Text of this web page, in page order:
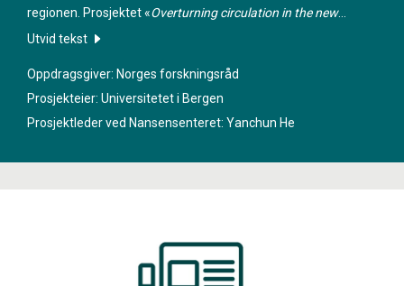
regionen. Prosjektet «Overturning circulation in the new
Arctic» har som mål å finne ut hvordan havstrømmene i
Utvid tekst
Oppdragsgiver: Norges forskningsråd
Prosjekteier: Universitetet i Bergen
Prosjektleder ved Nansensenteret: Yanchun He